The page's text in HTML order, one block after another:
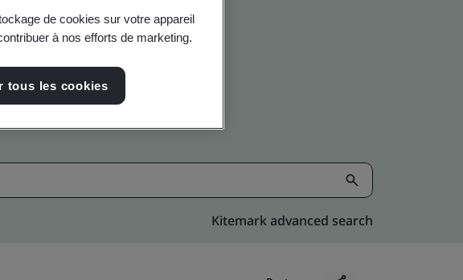
Kitemark advanced search
de cookies sur votre appareil
à nos efforts de marketing.
tous les cookies